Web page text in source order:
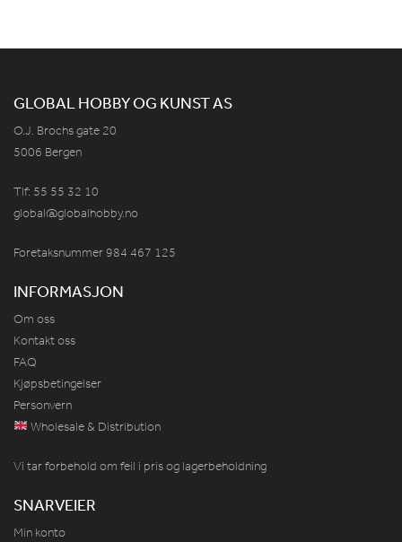
GLOBAL HOBBY OG KUNST AS
O.J. Brochs gate 20
5006 Bergen
Tlf: 55 55 32 10
global@globalhobby.no
Foretaksnummer 984 467 125
INFORMASJON
Om oss
Kontakt oss
FAQ
Kjøpsbetingelser
Personvern
Wholesale & Distribution
Vi tar forbehold om feil i pris og lagerbeholdning
SNARVEIER
Min konto